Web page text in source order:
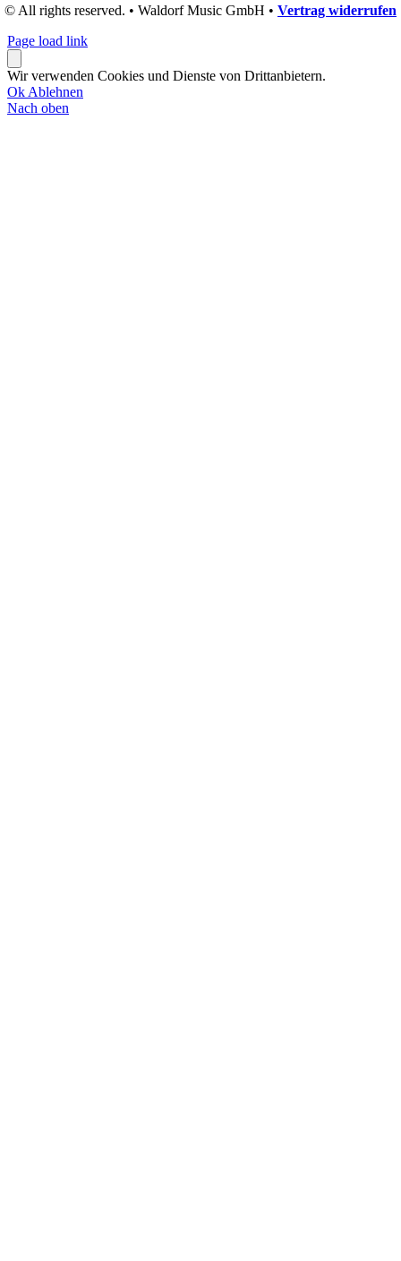
© All rights reserved. • Waldorf Music GmbH • Vertrag widerrufen
Page load link
Wir verwenden Cookies und Dienste von Drittanbietern.
Ok Ablehnen
Nach oben